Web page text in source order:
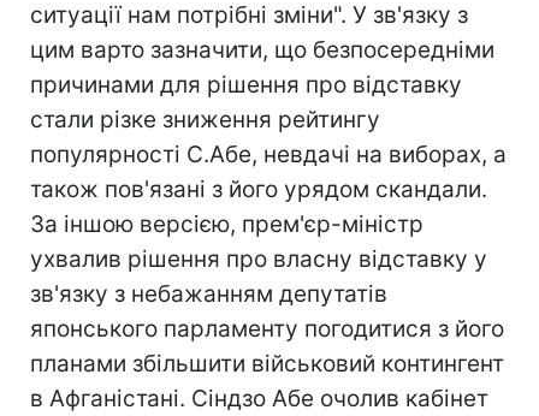
ситуації нам потрібні зміни". У зв'язку з
цим варто зазначити, що безпосередніми
причинами для рішення про відставку
стали різке зниження рейтингу
популярності С.Абе, невдачі на виборах, а
також пов'язані з його урядом скандали.
За іншою версією, прем'єр-міністр
ухвалив рішення про власну відставку у
зв'язку з небажанням депутатів
японського парламенту погодитися з його
планами збільшити військовий контингент
в Афганістані. Сіндзо Абе очолив кабінет